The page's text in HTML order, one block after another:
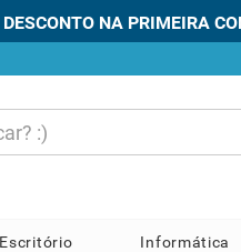
DESCONTO NA PRIMEIRA
Escritório Informática